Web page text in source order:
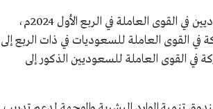
وأظهرت نتائج نشرة سوق العمل ارتفاع معدَّل مشاركة إجمالي السعوديين في القوى العاملة في الربع الأول 2024م،
معدل المشاركة في القوى العاملة للسعوديات في ذات الربع إلى
كما ارتفاع معدل المشاركة في القوى العاملة للسعوديين الذكور إلى